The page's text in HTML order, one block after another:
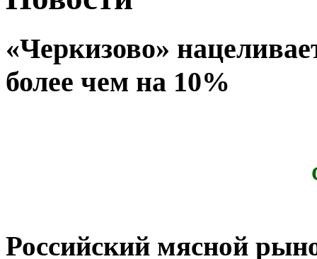
«Черкизово»
более чем на 10%
Российский мясной